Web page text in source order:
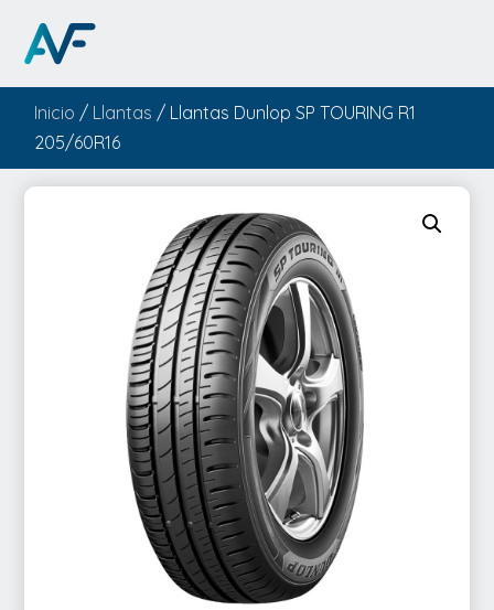
Inicio / Llantas / Llantas Dunlop SP TOURING R1
205/60R16